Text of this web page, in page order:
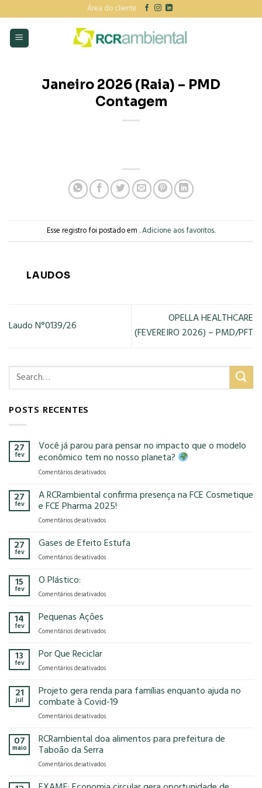
to
content
Área do cliente
Janeiro 2026 (Raia) – PMD
Contagem
Esse registro foi postado em .Adicione aos favoritos.
LAUDOS
Laudo N°0139/26
OPELLA HEALTHCARE
(FEVEREIRO 2026) – PMD/PFT
POSTS RECENTES
27
fev
Você já parou para pensar no impacto que o modelo
econômico tem no nosso planeta?
Comentários desativadosem
já
parou
para
pensar
impacto
o
tem
27
fev
A RCRambiental confirma presença na FCE Cosmetique
e FCE Pharma 2025!
Comentários desativadosem
RCRambiental
presença
e
2025!
27
fev
Gases de Efeito Estufa
Comentários desativadosem
Estufa
15
fev
O Plástico:
Comentários desativadosem
14
fev
Pequenas Ações
Comentários desativadosem
13
fev
Por Que Reciclar
Comentários desativadosem
Que
Reciclar
21
jul
Projeto gera renda para famílias enquanto ajuda no
combate à Covid-19
Comentários desativadosem
gera
famílias
ajuda
07
maio
RCRambiental doa alimentos para prefeitura de
Taboão da Serra
Comentários desativadosem
doa